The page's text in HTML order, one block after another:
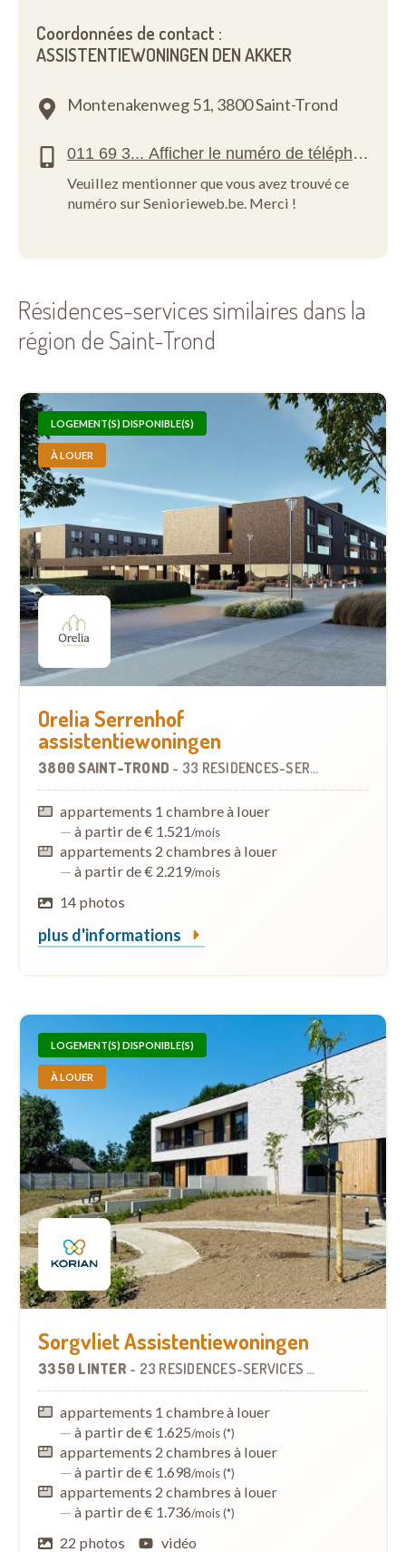
Coordonnées de contact :
ASSISTENTIEWONINGEN DEN AKKER
Montenakenweg 51, 3800 Saint-Trond
Veuillez mentionner que vous avez trouvé ce
numéro sur Seniorieweb.be. Merci !
Résidences-services similaires dans la
région de Saint-Trond
LOGEMENT(S) DISPONIBLE(S)
À LOUER
Orelia Serrenhof
assistentiewoningen
3800 SAINT-TROND - 33 RÉSIDENCES-SERVICES
appartements 1 chambre à louer
— à partir de € 1.521/mois
appartements 2 chambres à louer
— à partir de € 2.219/mois
14 photos
plus d'informations
LOGEMENT(S) DISPONIBLE(S)
À LOUER
Sorgvliet Assistentiewoningen
3350 LINTER - 23 RÉSIDENCES-SERVICES À
appartements 1 chambre à louer
— à partir de € 1.625/mois (*)
appartements 2 chambres à louer
— à partir de € 1.698/mois (*)
appartements 2 chambres à louer
— à partir de € 1.736/mois (*)
22 photos vidéo